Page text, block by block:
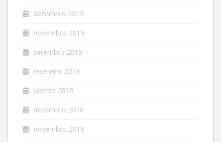
dezembro 2019
novembro 2019
setembro 2019
fevereiro 2019
janeiro 2019
dezembro 2018
novembro 2018